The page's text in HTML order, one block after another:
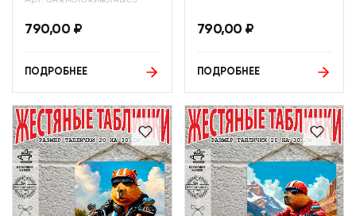
790,00 ₽
ПОДРОБНЕЕ
790,00 ₽
ПОДРОБНЕЕ